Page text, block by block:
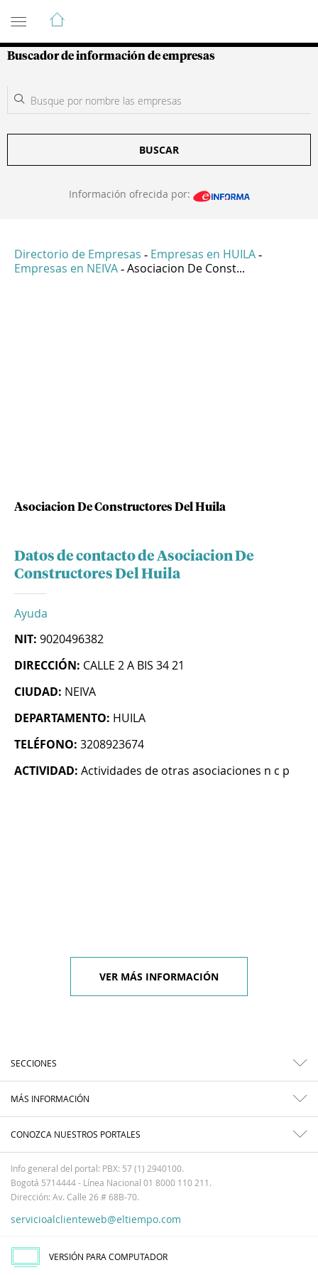
Guía de Empresas Colombianas
Buscador de información de empresas
BUSCAR
Información ofrecida por:
Directorio de Empresas - Empresas en HUILA -
Empresas en NEIVA - Asociacion De Const...
Asociacion De Constructores Del Huila
Datos de contacto de Asociacion De
Constructores Del Huila
Ayuda
NIT: 9020496382
DIRECCIÓN: CALLE 2 A BIS 34 21
CIUDAD: NEIVA
DEPARTAMENTO: HUILA
TELÉFONO: 3208923674
ACTIVIDAD: Actividades de otras asociaciones n c p
VER MÁS INFORMACIÓN
SECCIONES
MÁS INFORMACIÓN
CONOZCA NUESTROS PORTALES
Info general del portal: PBX: 57 (1) 2940100.
Bogotá 5714444 - Línea Nacional 01 8000 110 211.
Dirección: Av. Calle 26 # 68B-70.
servicioalclienteweb@eltiempo.com
VERSIÓN PARA COMPUTADOR